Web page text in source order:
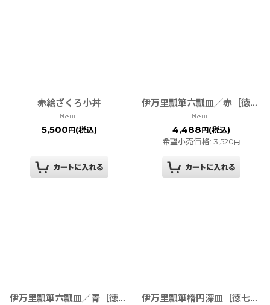
赤絵ざくろ小丼
5,500円(税込)
伊万里瓢箪六瓢皿／赤［徳七窯］
4,488円(税込)
希望小売価格: 3,520円
伊万里瓢箪六瓢皿／青［徳七窯］ 伊万里瓢箪楕円深皿［徳七窯］